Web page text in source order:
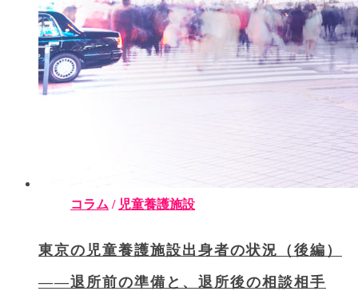
コラム / 児童養護施設
東京の児童養護施設出身者の状況（後編）
――退所前の準備と、退所後の相談相手